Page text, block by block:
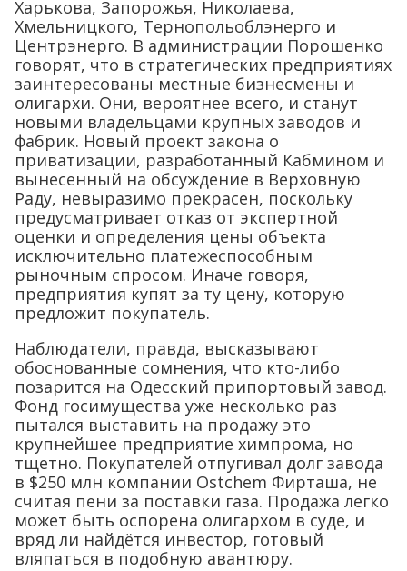
Харькова, Запорожья, Николаева,
Хмельницкого, Тернопольоблэнерго и
Центрэнерго. В администрации Порошенко
говорят, что в стратегических предприятиях
заинтересованы местные бизнесмены и
олигархи. Они, вероятнее всего, и станут
новыми владельцами крупных заводов и
фабрик. Новый проект закона о
приватизации, разработанный Кабмином и
вынесенный на обсуждение в Верховную
Раду, невыразимо прекрасен, поскольку
предусматривает отказ от экспертной
оценки и определения цены объекта
исключительно платежеспособным
рыночным спросом. Иначе говоря,
предприятия купят за ту цену, которую
предложит покупатель.
Наблюдатели, правда, высказывают
обоснованные сомнения, что кто-либо
позарится на Одесский припортовый завод.
Фонд госимущества уже несколько раз
пытался выставить на продажу это
крупнейшее предприятие химпрома, но
тщетно. Покупателей отпугивал долг завода
в $250 млн компании Ostchem Фирташа, не
считая пени за поставки газа. Продажа легко
может быть оспорена олигархом в суде, и
вряд ли найдётся инвестор, готовый
вляпаться в подобную авантюру.